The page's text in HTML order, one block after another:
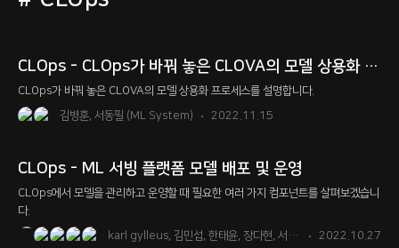
A
E
n
i
n
e
CLOps - CLOps가 바꿔 놓은 CLOVA의 모델 상용화 프로세스
CLOps가 바꿔 놓은 CLOVA의 모델 상용화 프로세스를 설명합니다.
김병훈, 서동필 (ML System)
2022.11.15
CLOps - ML 서빙 플랫폼 모델 배포 및 운영
CLOps에서 모델을 관리하고 운영할 때 필요한 여러 가지 컴포넌트를 살펴보겠습니
다.
karl gylleus, 김민섭, 한태윤, 장다현, 서한배 (ML System)
2022.10.27